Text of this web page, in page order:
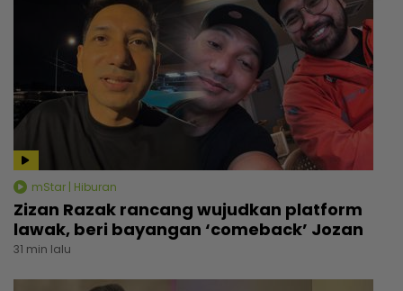
mStar | Hiburan
Zizan Razak rancang wujudkan platform
lawak, beri bayangan ‘comeback’ Jozan
31 min lalu